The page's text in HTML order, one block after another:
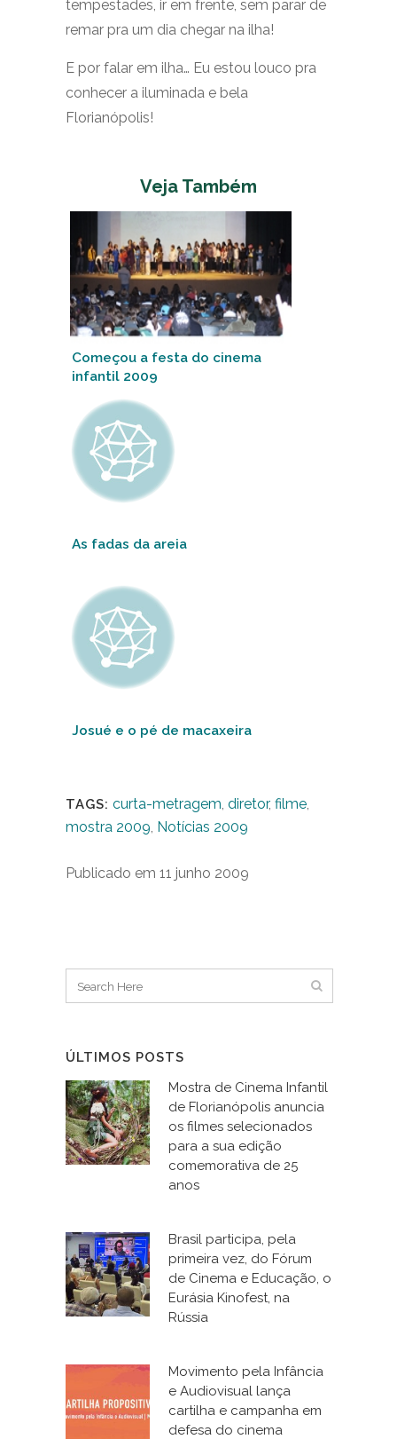
tempestades, ir em frente, sem parar de
remar pra um dia chegar na ilha!
E por falar em ilha… Eu estou louco pra
conhecer a iluminada e bela
Florianópolis!
Veja Também
Começou a festa do cinema
infantil 2009
As fadas da areia
Josué e o pé de macaxeira
TAGS: curta-metragem, diretor, filme,
mostra 2009, Notícias 2009
Publicado em 11 junho 2009
ÚLTIMOS POSTS
Mostra de Cinema Infantil
de Florianópolis anuncia
os filmes selecionados
para a sua edição
comemorativa de 25
anos
Brasil participa, pela
primeira vez, do Fórum
de Cinema e Educação, o
Eurásia Kinofest, na
Rússia
Movimento pela Infância
e Audiovisual lança
cartilha e campanha em
defesa do cinema